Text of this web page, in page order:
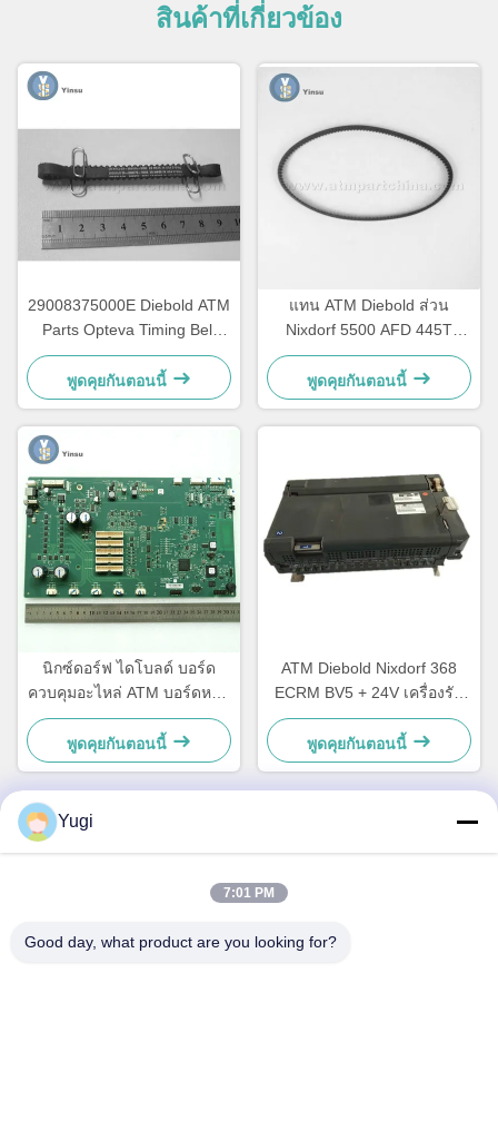
สินค้าที่เกี่ยวข้อง
29008375000E Diebold ATM
Parts Opteva Timing Belt
เข็มขัดขนส่ง เข็มขัดขนส่ง
67T
พูดคุยกันตอนนี้
แทน ATM Diebold ส่วน
Nixdorf 5500 AFD 445T
เข็มขัดขนส่ง 2900837500AH
พูดคุยกันตอนนี้
นิกซ์ดอร์ฟ ไดโบลด์ บอร์ด
ควบคุมอะไหล่ ATM บอร์ดหลัก
CCA Discovery
49242480000B
พูดคุยกันตอนนี้
ATM Diebold Nixdorf 368
ECRM BV5 + 24V เครื่องรับ
บิล เครื่องรับรองอะไหล่
49238415000A
พูดคุยกันตอนนี้
ห้อง 502 อาคาร 5 สวนอสังหาริมทรัพย์ Qide เลข 2-1 ถนน
Yugi
7:01 PM
Good day, what product are you looking for?